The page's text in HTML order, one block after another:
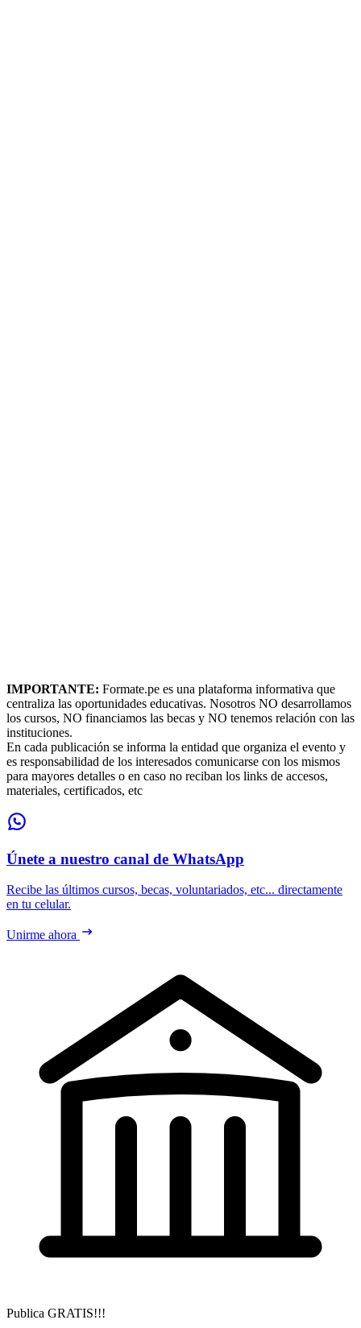
IMPORTANTE: Formate.pe es una plataforma informativa que
centraliza las oportunidades educativas. Nosotros NO desarrollamos
los cursos, NO financiamos las becas y NO tenemos relación con las
instituciones.
En cada publicación se informa la entidad que organiza el evento y
es responsabilidad de los interesados comunicarse con los mismos
para mayores detalles o en caso no reciban los links de accesos,
materiales, certificados, etc
Únete a nuestro canal de WhatsApp
Recibe las últimos cursos, becas, voluntariados, etc... directamente
en tu celular.
Unirme ahora
Publica GRATIS!!!